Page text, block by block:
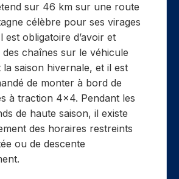
sur 46 km sur une route
célèbre pour ses virages
est obligatoire d’avoir et
des chaînes sur le véhicule
la saison hivernale, et il est
de monter à bord de
à traction 4×4. Pendant les
de haute saison, il existe
des horaires restreints
ou de descente